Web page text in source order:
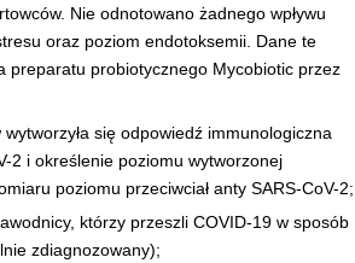
Nie odnotowano żadnego wpływu
oraz poziom endotoksemii. Dane te
preparatu probiotycznego Mycobiotic przez
się odpowiedź immunologiczna
2 i określenie poziomu wytworzonej
poziomu przeciwciał anty SARS-CoV-2;
którzy przeszli COVID-19 w sposób
zdiagnozowany);